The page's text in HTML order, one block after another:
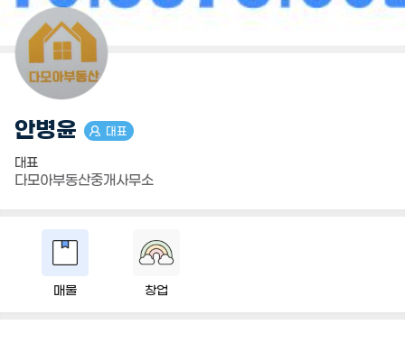
안병윤 대표
대표
다모아부동산중개사무소
매물 창업